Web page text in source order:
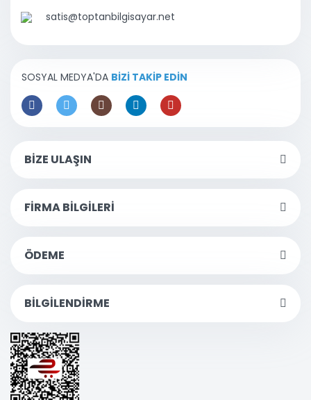
satis@toptanbilgisayar.net
SOSYAL MEDYA'DA BİZİ TAKİP EDİN
BİZE ULAŞIN
FİRMA BİLGİLERİ
ÖDEME
BİLGİLENDİRME